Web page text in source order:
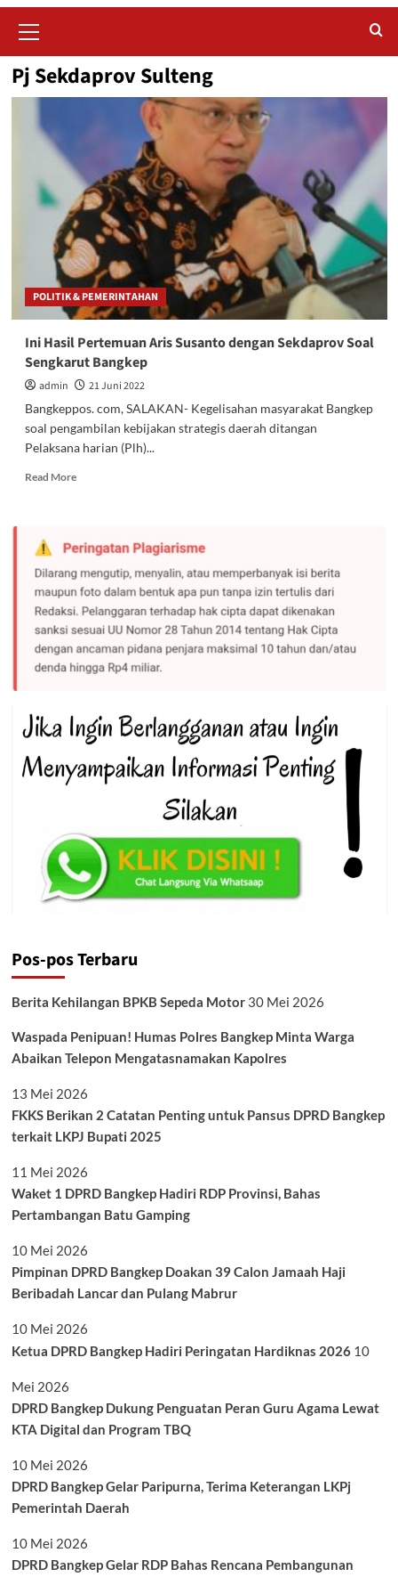
Menu
Pj Sekdaprov Sulteng
POLITIK & PEMERINTAHAN
Ini Hasil Pertemuan Aris Susanto dengan Sekdaprov Soal
Sengkarut Bangkep
admin
21 Juni 2022
Bangkeppos. com, SALAKAN- Kegelisahan masyarakat Bangkep
soal pengambilan kebijakan strategis daerah ditangan
Pelaksana harian (Plh)...
Read MoreRead
Hasil
Pertemuan
Aris
Susanto
dengan
Sekdaprov
Soal
Sengkarut
Bangkep
Pos-pos Terbaru
Berita Kehilangan BPKB Sepeda Motor 30 Mei 2026
Waspada Penipuan! Humas Polres Bangkep Minta Warga
Abaikan Telepon Mengatasnamakan Kapolres
13 Mei 2026
FKKS Berikan 2 Catatan Penting untuk Pansus DPRD Bangkep
terkait LKPJ Bupati 2025
11 Mei 2026
Waket 1 DPRD Bangkep Hadiri RDP Provinsi, Bahas
Pertambangan Batu Gamping
10 Mei 2026
Pimpinan DPRD Bangkep Doakan 39 Calon Jamaah Haji
Beribadah Lancar dan Pulang Mabrur
10 Mei 2026
Ketua DPRD Bangkep Hadiri Peringatan Hardiknas 2026 10
Mei 2026
DPRD Bangkep Dukung Penguatan Peran Guru Agama Lewat
KTA Digital dan Program TBQ
10 Mei 2026
DPRD Bangkep Gelar Paripurna, Terima Keterangan LKPj
Pemerintah Daerah
10 Mei 2026
DPRD Bangkep Gelar RDP Bahas Rencana Pembangunan